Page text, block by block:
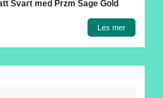
Svart med Przm Sage Gold
Les mer